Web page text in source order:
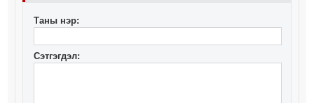
Таны нэр:
Сэтгэгдэл: